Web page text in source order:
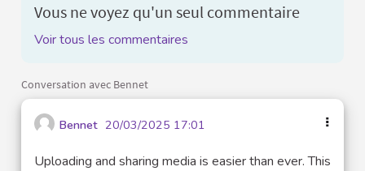
Vous ne voyez qu'un seul commentaire
Voir tous les commentaires
Conversation avec Bennet
Bennet 20/03/2025 17:01
Uploading and sharing media is easier than ever. This